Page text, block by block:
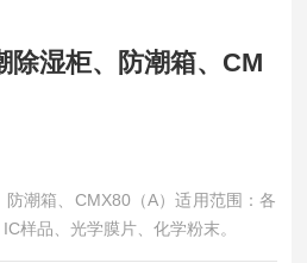
除湿柜、防潮箱、CM
潮箱、CMX80（A）适用范围：各
样品、光学膜片、化学粉末。